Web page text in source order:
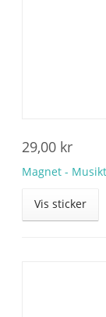
29,00kr
Magnet -
Vis sticker